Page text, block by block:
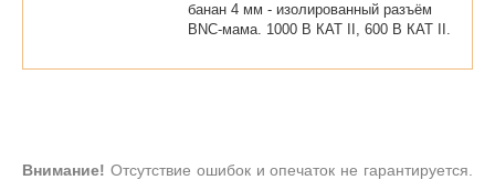
банан 4 мм - изолированный разъём
ВNС-мама. 1000 В КАТ II, 600 В КАТ II.
Внимание! Отсутствие ошибок и опечаток не гарантируется.